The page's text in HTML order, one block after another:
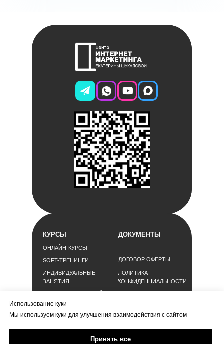
Использование куки
Мы используем куки для улучшения взаимодействия с сайтом
Принять все
ОНЛАЙН-КУРСЫ
SOFT-ТРЕНИНГИ
ИНДИВИДУАЛЬНЫЕ
ЗАНЯТИЯ
ДЛЯ РУКОВОДИТЕЛЕЙ
ДЛЯ PR-СЛУЖБ
КУРСЫ ДОКУМЕНТЫ
ДОГОВОР ОФЕРТЫ
ПОЛИТИКА
КОНФИДЕНЦИАЛЬНОСТИ
ПЕРСОНАЛЬНЫХ
ДАННЫХ